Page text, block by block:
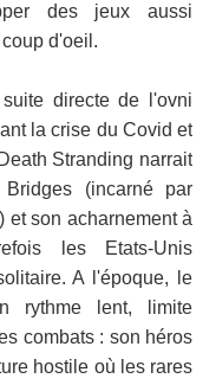
des jeux aussi
d'oeil.
directe de l'ovni
la crise du Covid et
Stranding narrait
(incarné par
et son acharnement à
les Etats-Unis
A l'époque, le
rythme lent, limite
combats : son héros
hostile où les rares